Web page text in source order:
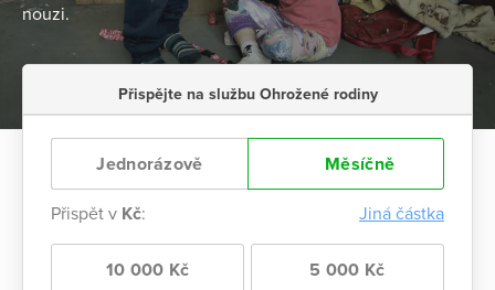
nouzi.
Přispějte na službu Ohrožené rodiny
Jednorázově Měsíčně
Přispět v Kč: Jiná částka
10 000 Kč 5 000 Kč